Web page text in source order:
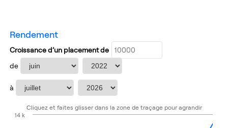
rendement
Croissance d’un placement de
de
Sélectionnez le mois de débutSélectionnez Année de début
à Sélectionnez le mois de finSélectionnez l&#x27;année de fin
Growth Chart
Chart with 51 data points.
Cliquez et faites glisser dans la zone de traçage pour agrandir
14 k